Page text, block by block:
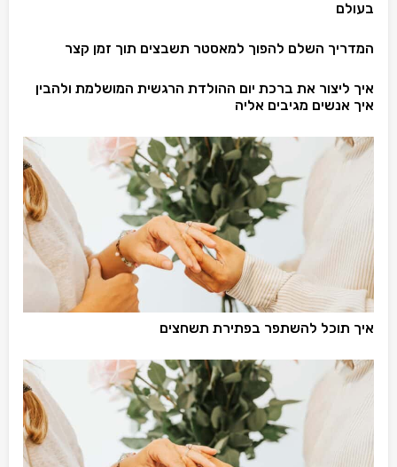
בעולם
המדריך השלם להפוך למאסטר תשבצים תוך זמן קצר
איך ליצור את ברכת יום ההולדת הרגשית המושלמת ולהבין
איך אנשים מגיבים אליה
איך תוכל להשתפר בפתירת תשחצים